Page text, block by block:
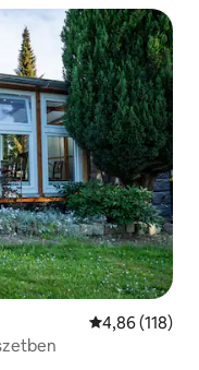
Átlagos
4,86 (118)